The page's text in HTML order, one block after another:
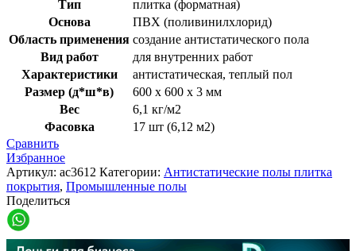
Тип
плитка (форматная)
Основа
ПВХ (поливинилхлорид)
Область применения создание антистатического пола
Вид работ
для внутренних работ
Характеристики
антистатическая, теплый пол
Размер (д*ш*в)
600 х 600 х 3 мм
Вес
6,1 кг/м2
Фасовка
17 шт (6,12 м2)
Сравнить
Избранное
Артикул: ac3612 Категории: Антистатические полы плитка
покрытия, Промышленные полы
Поделиться